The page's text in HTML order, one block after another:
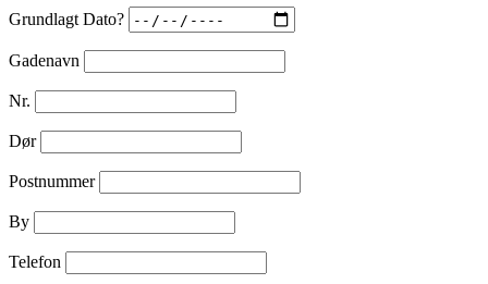
Grundlagt Dato?
Gadenavn
Nr.
Dør
Postnummer
By
Telefon